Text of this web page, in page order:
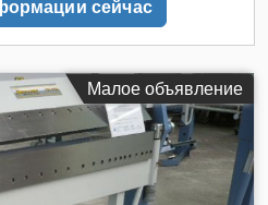
для эффективной работы
высокоизогнутых
помогает краям в
Сегментированная
фланец Backgauge Угловой
мм | 25. 30. 35. 40. 45. 50. 75.
сейчас
Малое объявление